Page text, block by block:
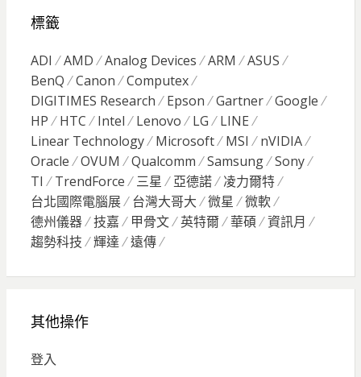
標籤
ADI AMD Analog Devices ARM
ASUS
BenQ
Canon
Computex
DIGITIMES Research
Epson Gartner
Google
HP
HTC Intel Lenovo LG
LINE
Linear Technology
Microsoft MSI
nVIDIA
Oracle
OVUM Qualcomm Samsung
Sony
TI
TrendForce 三星 亞德諾
凌力爾特
台北國際電腦展
台灣大哥大 微星
微軟
德州儀器
技嘉 甲骨文 英特爾 華碩
資訊月
趨勢科技
輝達 遠傳
其他操作
登入